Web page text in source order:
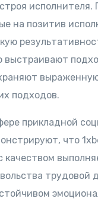
на позитив
выстраивают
подходов.
прикладной
что
качеством
трудовой